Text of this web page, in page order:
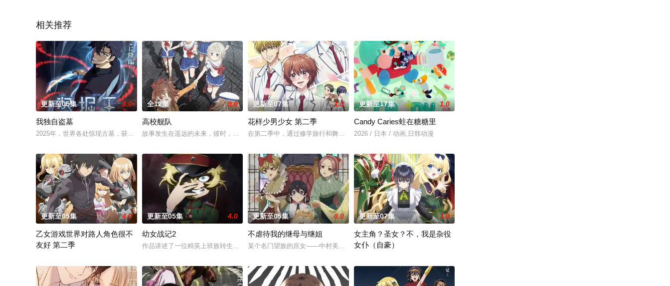
相关推荐
更新至05集 8.0
我独自盗墓
2025年，世界各处惊现古墓，获得墓中“宝物”之人便能获得先人的异能，全世界为获得宝物而疯狂。无往不利盗墓者徐浩钧，在一次任务中落入陷阱，不幸
全12集 9.0
高校舰队
故事发生在遥远的未来，彼时，大陆板块的活动令海水渐渐淹没了日本的大部分国土，人们不得不在海上建造起新的都市。随着时间的推移，海上都市的规模越来
更新至07集 1.0
花样少男少女 第二季
在第二季中，通过修学旅行和舞会等在原作中广受欢迎的篇章，细腻地描绘了瑞稀、佐野、中津三人之间的情感发展。此外，佐野的弟弟·森，以及
更新至17集 1.0
Candy Caries蛀在糖糖里
2026 / 日本 / 动画,日韩动漫
更新至05集 4.0
乙女游戏世界对路人角色很不
友好 第二季
更新至05集 4.0
幼女战记2
作品讲述了一位精英上班族转生至战火纷飞的异世界，成为少女谭雅·提古雷查夫，并凭借前世的理智与知识在帝国军中步步高升的故事。
更新至05集 8.0
不虐待我的继母与继姐
某个名门望族的庶女——中村美冶，原本与母亲两人过着虽清贫却幸福的生活。然而有一天，她深爱的母亲去世了，美冶被鸿藏家族的本家收养。
更新至07集 1.0
女主角？圣女？不，我是杂役
女仆（自豪）